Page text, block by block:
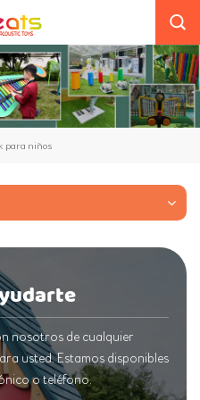
para niños
nosotros de cualquier
usted. Estamos disponibles
o teléfono.